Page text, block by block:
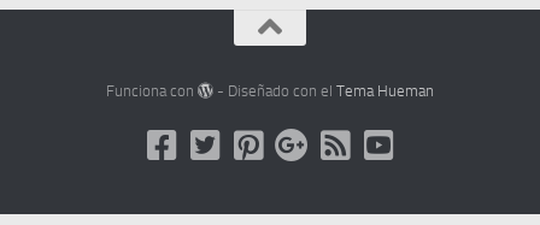
Funciona con - Diseñado con elTema Hueman